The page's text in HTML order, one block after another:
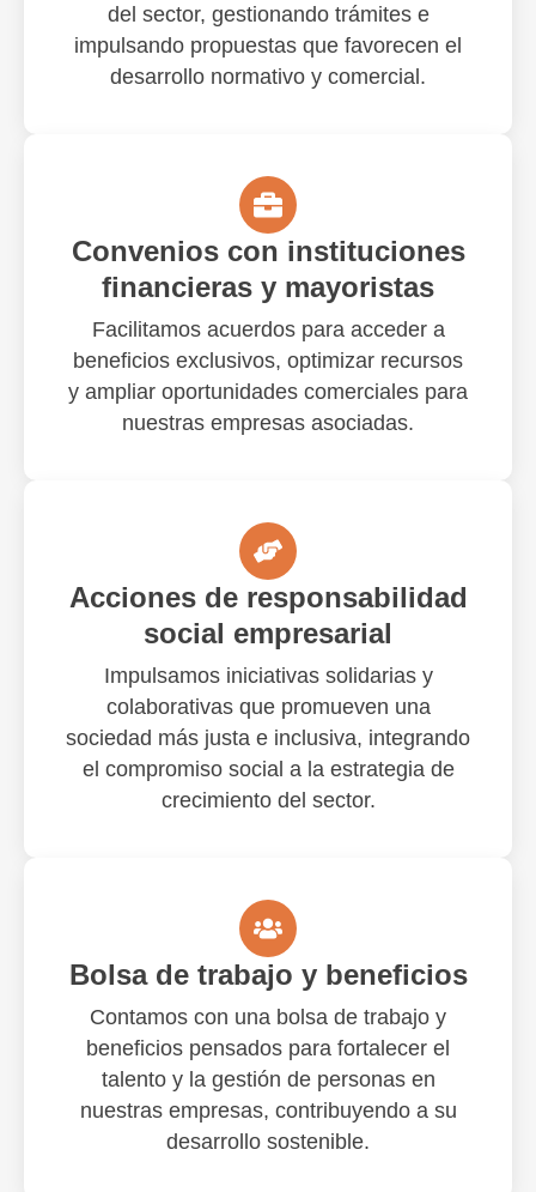
del sector, gestionando trámites e
impulsando propuestas que favorecen el
desarrollo normativo y comercial.
Convenios con instituciones
financieras y mayoristas
Facilitamos acuerdos para acceder a
beneficios exclusivos, optimizar recursos
y ampliar oportunidades comerciales para
nuestras empresas asociadas.
Acciones de responsabilidad
social empresarial
Impulsamos iniciativas solidarias y
colaborativas que promueven una
sociedad más justa e inclusiva, integrando
el compromiso social a la estrategia de
crecimiento del sector.
Bolsa de trabajo y beneficios
Contamos con una bolsa de trabajo y
beneficios pensados para fortalecer el
talento y la gestión de personas en
nuestras empresas, contribuyendo a su
desarrollo sostenible.